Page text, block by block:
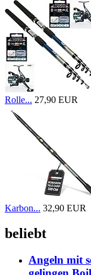
Rolle... 27,90 EUR
Karbon... 32,90 EUR
beliebt
Angeln mit